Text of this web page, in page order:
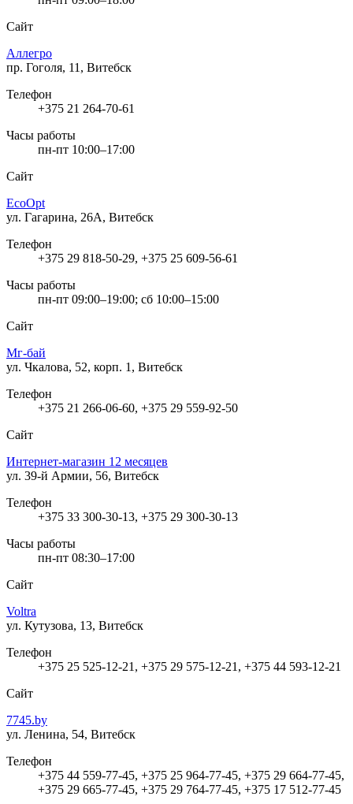
Сайт
Аллегро
пр. Гоголя, 11, Витебск
Телефон
+375 21 264-70-61
Часы работы
пн-пт 10:00–17:00
Сайт
EcoOpt
ул. Гагарина, 26А, Витебск
Телефон
+375 29 818-50-29, +375 25 609-56-61
Часы работы
пн-пт 09:00–19:00; сб 10:00–15:00
Сайт
Мг-бай
ул. Чкалова, 52, корп. 1, Витебск
Телефон
+375 21 266-06-60, +375 29 559-92-50
Сайт
Интернет-магазин 12 месяцев
ул. 39-й Армии, 56, Витебск
Телефон
+375 33 300-30-13, +375 29 300-30-13
Часы работы
пн-пт 08:30–17:00
Сайт
Voltra
ул. Кутузова, 13, Витебск
Телефон
+375 25 525-12-21, +375 29 575-12-21, +375 44 593-12-21
Сайт
7745.by
ул. Ленина, 54, Витебск
Телефон
+375 44 559-77-45, +375 25 964-77-45, +375 29 664-77-45,
+375 29 665-77-45, +375 29 764-77-45, +375 17 512-77-45